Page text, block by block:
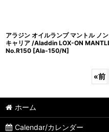
アラジン オイルランプ マントル ノン
キャリア /Aladdin LOX-ON
No.R150 [Ala-150/N]
«前
ホーム
Calendar/カレンダー